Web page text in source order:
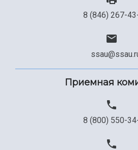
8 (846) 267-
Приемная
8 (800) 550-